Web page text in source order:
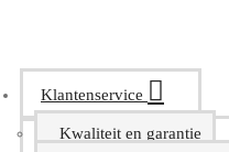
Klantenservice
Kwaliteit en garantie